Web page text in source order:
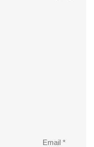
Email *